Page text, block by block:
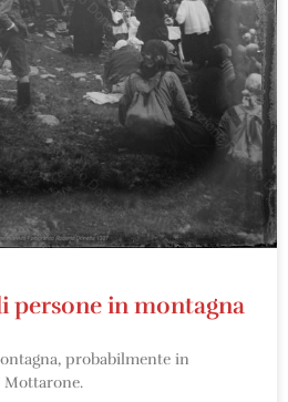
persone in montagna
probabilmente in
Mottarone.